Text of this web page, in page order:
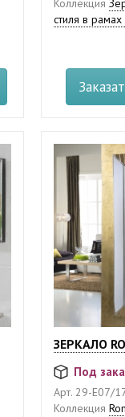
стиля в рамах
ЗЕРКАЛО
Под
Арт.29-E07/
Коллекция